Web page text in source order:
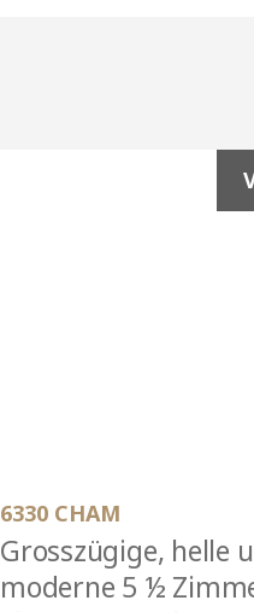
6330 CHAM
Grosszügige, helle
moderne 5 ½